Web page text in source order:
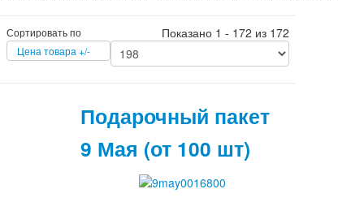
Сортировать по
Цена товара +/-
Показано 1 - 172 из 172
Подарочный пакет
9 Мая (от 100 шт)